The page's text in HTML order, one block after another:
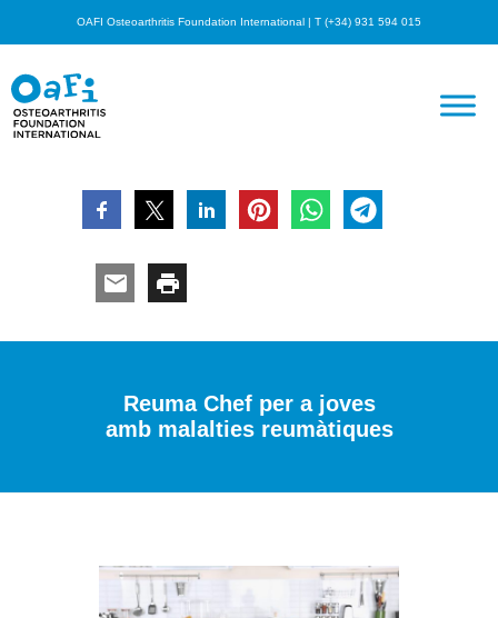
OAFI Osteoarthritis Foundation International | T (+34) 931 594 015
Reuma Chef per a joves
amb malalties reumàtiques